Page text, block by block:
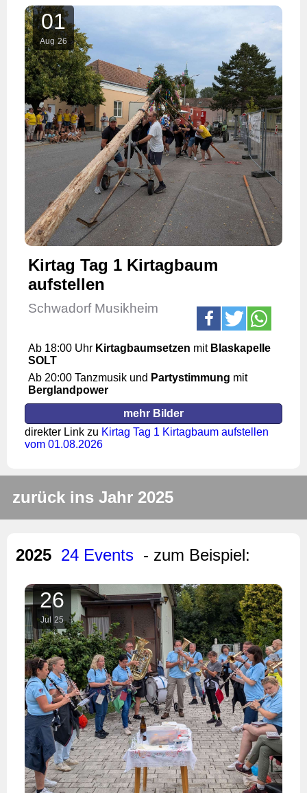
01
Aug 26
Kirtag Tag 1 Kirtagbaum
aufstellen
Schwadorf Musikheim
Ab 18:00 Uhr Kirtagbaumsetzen mit Blaskapelle
SOLT
Ab 20:00 Tanzmusik und Partystimmung mit
Berglandpower
mehr Bilder
direkter Link zu Kirtag Tag 1 Kirtagbaum aufstellen
vom 01.08.2026
zurück ins Jahr 2025
2025 24 Events - zum Beispiel:
26
Jul 25